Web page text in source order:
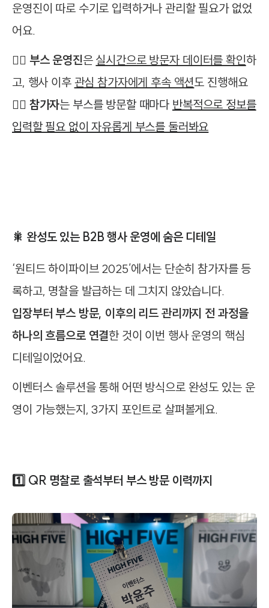
운영진이 따로 수기로 입력하거나 관리할 필요가 없었
어요.
🙋‍♂️ 부스 운영진은 실시간으로 방문자 데이터를 확인하
고, 행사 이후 관심 참가자에게 후속 액션도 진행해요
🙋‍♀️ 참가자는 부스를 방문할 때마다 반복적으로 정보를
입력할 필요 없이 자유롭게 부스를 둘러봐요
🎇 완성도 있는 B2B 행사 운영에 숨은 디테일
‘원티드 하이파이브 2025’에서는 단순히 참가자를 등
록하고, 명찰을 발급하는 데 그치지 않았습니다.
입장부터 부스 방문, 이후의 리드 관리까지 전 과정을
하나의 흐름으로 연결한 것이 이번 행사 운영의 핵심
디테일이었어요.
이벤터스 솔루션을 통해 어떤 방식으로 완성도 있는 운
영이 가능했는지, 3가지 포인트로 살펴볼게요.
1️⃣ QR 명찰로 출석부터 부스 방문 이력까지